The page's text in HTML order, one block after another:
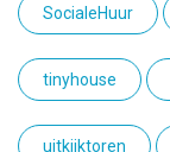
SocialeHuur
tinyhouse
uitkijktoren